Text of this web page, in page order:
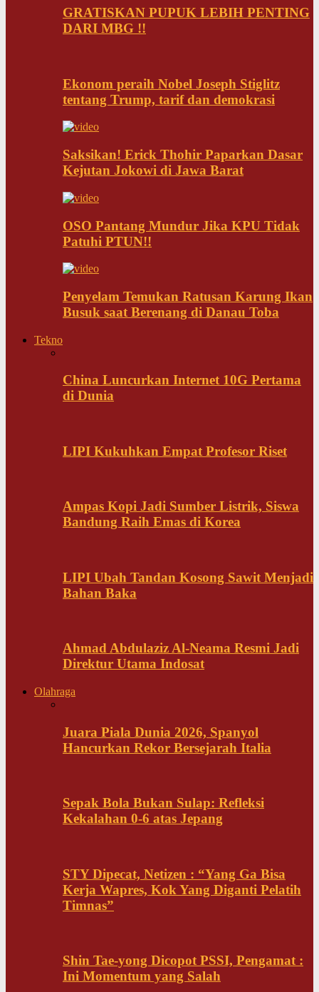
GRATISKAN PUPUK LEBIH PENTING
DARI MBG !!
Ekonom peraih Nobel Joseph Stiglitz
tentang Trump, tarif dan demokrasi
Saksikan! Erick Thohir Paparkan Dasar
Kejutan Jokowi di Jawa Barat
OSO Pantang Mundur Jika KPU Tidak
Patuhi PTUN!!
Penyelam Temukan Ratusan Karung Ikan
Busuk saat Berenang di Danau Toba
Tekno
China Luncurkan Internet 10G Pertama
di Dunia
LIPI Kukuhkan Empat Profesor Riset
Ampas Kopi Jadi Sumber Listrik, Siswa
Bandung Raih Emas di Korea
LIPI Ubah Tandan Kosong Sawit Menjadi
Bahan Baka
Ahmad Abdulaziz Al-Neama Resmi Jadi
Direktur Utama Indosat
Olahraga
Juara Piala Dunia 2026, Spanyol
Hancurkan Rekor Bersejarah Italia
Sepak Bola Bukan Sulap: Refleksi
Kekalahan 0-6 atas Jepang
STY Dipecat, Netizen : “Yang Ga Bisa
Kerja Wapres, Kok Yang Diganti Pelatih
Timnas”
Shin Tae-yong Dicopot PSSI, Pengamat :
Ini Momentum yang Salah